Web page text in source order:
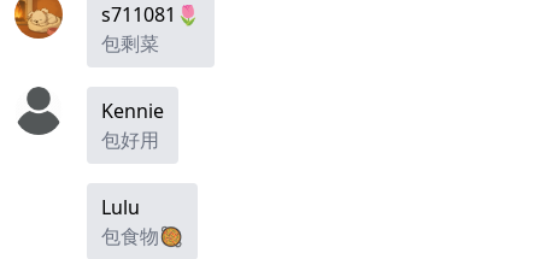
s711081🌷
包剩菜
Kennie
包好用
Lulu
包食物🥘